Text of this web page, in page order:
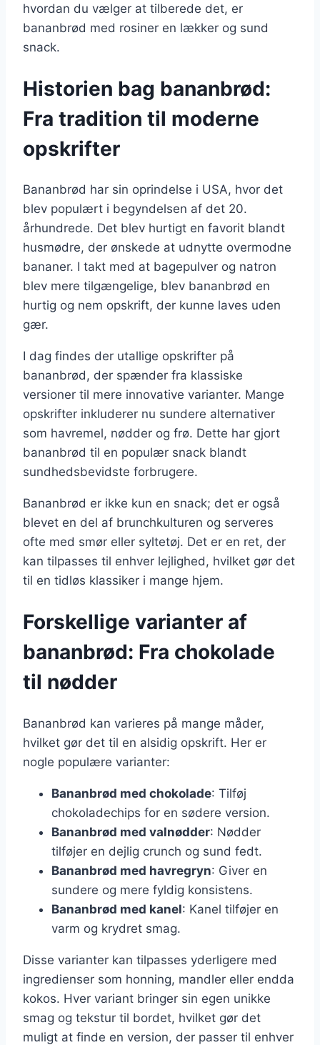
hvordan du vælger at tilberede det, er
bananbrød med rosiner en lækker og sund
snack.
Historien bag bananbrød:
Fra tradition til moderne
opskrifter
Bananbrød har sin oprindelse i USA, hvor det
blev populært i begyndelsen af det 20.
århundrede. Det blev hurtigt en favorit blandt
husmødre, der ønskede at udnytte overmodne
bananer. I takt med at bagepulver og natron
blev mere tilgængelige, blev bananbrød en
hurtig og nem opskrift, der kunne laves uden
gær.
I dag findes der utallige opskrifter på
bananbrød, der spænder fra klassiske
versioner til mere innovative varianter. Mange
opskrifter inkluderer nu sundere alternativer
som havremel, nødder og frø. Dette har gjort
bananbrød til en populær snack blandt
sundhedsbevidste forbrugere.
Bananbrød er ikke kun en snack; det er også
blevet en del af brunchkulturen og serveres
ofte med smør eller syltetøj. Det er en ret, der
kan tilpasses til enhver lejlighed, hvilket gør det
til en tidløs klassiker i mange hjem.
Forskellige varianter af
bananbrød: Fra chokolade
til nødder
Bananbrød kan varieres på mange måder,
hvilket gør det til en alsidig opskrift. Her er
nogle populære varianter:
Bananbrød med chokolade: Tilføj
chokoladechips for en sødere version.
Bananbrød med valnødder: Nødder
tilføjer en dejlig crunch og sund fedt.
Bananbrød med havregryn: Giver en
sundere og mere fyldig konsistens.
Bananbrød med kanel: Kanel tilføjer en
varm og krydret smag.
Disse varianter kan tilpasses yderligere med
ingredienser som honning, mandler eller endda
kokos. Hver variant bringer sin egen unikke
smag og tekstur til bordet, hvilket gør det
muligt at finde en version, der passer til enhver